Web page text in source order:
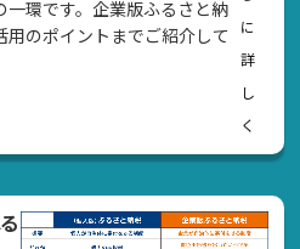
環です。企業版ふるさと納
のポイントまでご紹介して
に
詳
し
く